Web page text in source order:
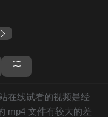
在线试看的视频是经
mp4 文件有较大的差